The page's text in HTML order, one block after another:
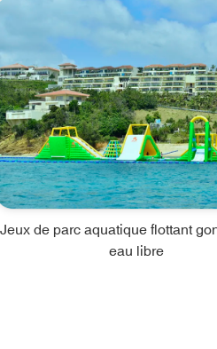
Jeux de parc aquatique flottant
eau libre